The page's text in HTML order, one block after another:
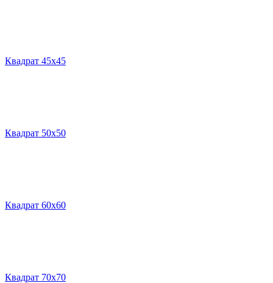
Квадрат 45х45
Квадрат 50х50
Квадрат 60х60
Квадрат 70х70